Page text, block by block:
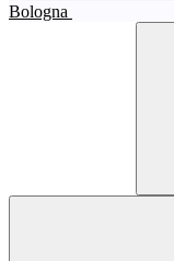
Bologna